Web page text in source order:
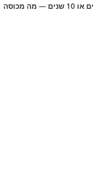
אחריות על מזוודות בישראל: 12 חודשים או 10 שנים — מה מכוסה